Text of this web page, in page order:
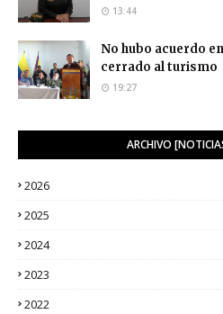
13:44
No hubo acuerdo
cerrado al turismo
19:27
ARCHIVO
2026
2025
2024
2023
2022